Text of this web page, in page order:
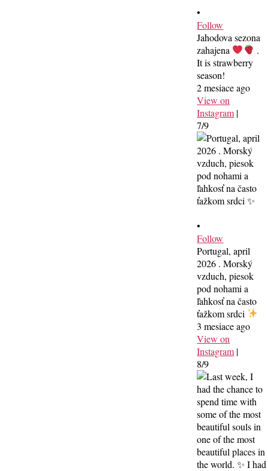
•
Follow
Jahodova sezona
zahajena
.
It is strawberry
season!
2 mesiace ago
View on
Instagram |
7/9
•
Follow
Portugal, april
2026 . Morský
vzduch, piesok
pod nohami a
ľahkosť na často
ťažkom srdci
3 mesiace ago
View on
Instagram |
8/9